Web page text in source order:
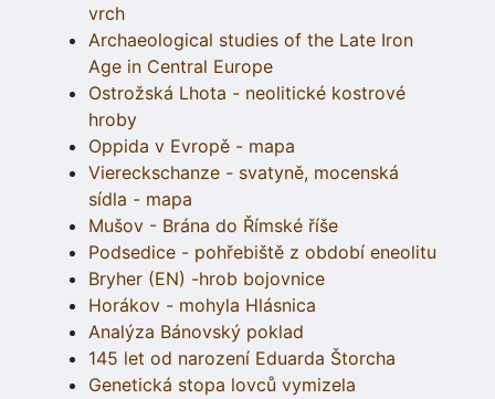
vrch
Archaeological studies of the Late Iron
Age in Central Europe
Ostrožská Lhota - neolitické kostrové
hroby
Oppida v Evropě - mapa
Viereckschanze - svatyně, mocenská
sídla - mapa
Mušov - Brána do Římské říše
Podsedice - pohřebiště z období eneolitu
Bryher (EN) -hrob bojovnice
Horákov - mohyla Hlásnica
Analýza Bánovský poklad
145 let od narození Eduarda Štorcha
Genetická stopa lovců vymizela